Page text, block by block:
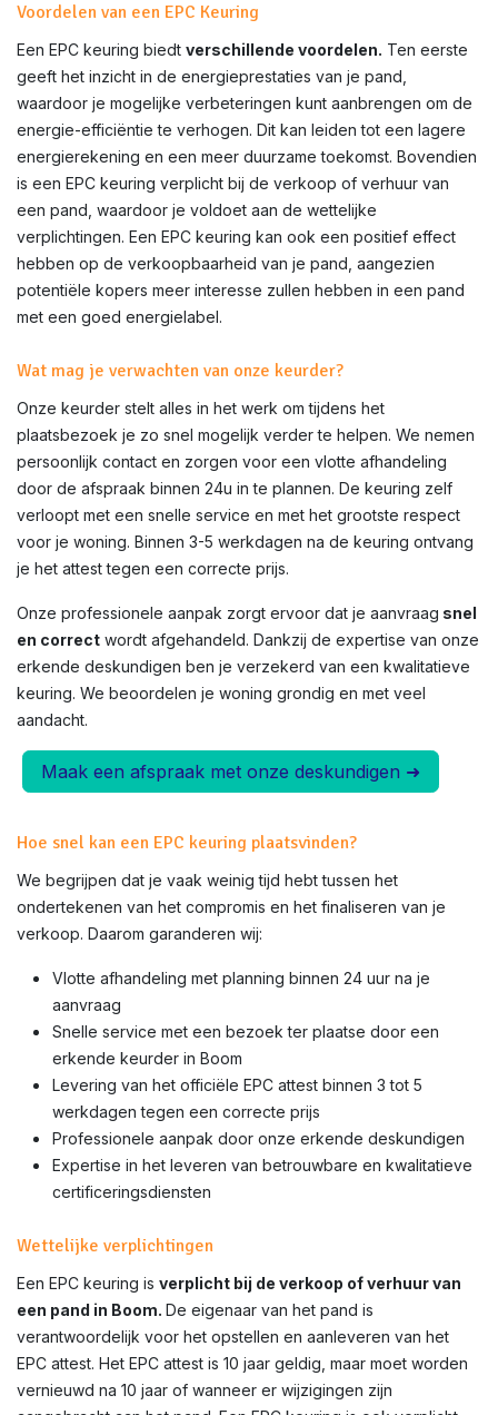
Voordelen van een EPC Keuring
Een EPC keuring biedt verschillende voordelen. Ten eerste
geeft het inzicht in de energieprestaties van je pand,
waardoor je mogelijke verbeteringen kunt aanbrengen om de
energie-efficiëntie te verhogen. Dit kan leiden tot een lagere
energierekening en een meer duurzame toekomst. Bovendien
is een EPC keuring verplicht bij de verkoop of verhuur van
een pand, waardoor je voldoet aan de wettelijke
verplichtingen. Een EPC keuring kan ook een positief effect
hebben op de verkoopbaarheid van je pand, aangezien
potentiële kopers meer interesse zullen hebben in een pand
met een goed energielabel.
Wat mag je verwachten van onze keurder?
Onze keurder stelt alles in het werk om tijdens het
plaatsbezoek je zo snel mogelijk verder te helpen. We nemen
persoonlijk contact en zorgen voor een vlotte afhandeling
door de afspraak binnen 24u in te plannen. De keuring zelf
verloopt met een snelle service en met het grootste respect
voor je woning. Binnen 3-5 werkdagen na de keuring ontvang
je het attest tegen een correcte prijs.
Onze professionele aanpak zorgt ervoor dat je aanvraag snel
en correct wordt afgehandeld. Dankzij de expertise van onze
erkende deskundigen ben je verzekerd van een kwalitatieve
keuring. We beoordelen je woning grondig en met veel
aandacht.
Maak een afspraak met onze deskundigen ➜
Hoe snel kan een EPC keuring plaatsvinden?
We begrijpen dat je vaak weinig tijd hebt tussen het
ondertekenen van het compromis en het finaliseren van je
verkoop. Daarom garanderen wij:
Vlotte afhandeling met planning binnen 24 uur na je
aanvraag
Snelle service met een bezoek ter plaatse door een
erkende keurder in Boom
Levering van het officiële EPC attest binnen 3 tot 5
werkdagen tegen een correcte prijs
Professionele aanpak door onze erkende deskundigen
Expertise in het leveren van betrouwbare en kwalitatieve
certificeringsdiensten
Wettelijke verplichtingen
Een EPC keuring is verplicht bij de verkoop of verhuur van
een pand in Boom. De eigenaar van het pand is
verantwoordelijk voor het opstellen en aanleveren van het
EPC attest. Het EPC attest is 10 jaar geldig, maar moet worden
vernieuwd na 10 jaar of wanneer er wijzigingen zijn